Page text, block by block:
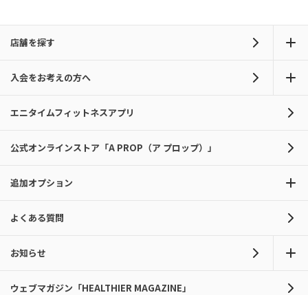
店舗を探す
入会をお考えの方へ
エニタイムフィットネスアプリ
公式オンラインストア「A PROP（ア プロップ）」
追加オプション
よくある質問
お知らせ
ウェブマガジン「HEALTHIER MAGAZINE」